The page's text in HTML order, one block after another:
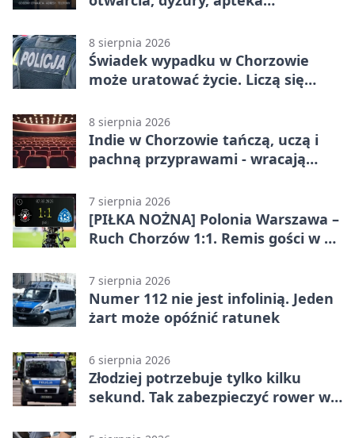
8 sierpnia 2026
Świadek wypadku w Chorzowie
może uratować życie. Liczą się
8 sierpnia 2026
Indie w Chorzowie tańczą, uczą i
pachną przyprawami - wracają
7 sierpnia 2026
[PIŁKA NOŻNA] Polonia Warszawa –
Ruch Chorzów 1:1. Remis gości w 3.
7 sierpnia 2026
Numer 112 nie jest infolinią. Jeden
żart może opóźnić ratunek
6 sierpnia 2026
Złodziej potrzebuje tylko kilku
sekund. Tak zabezpieczyć rower w